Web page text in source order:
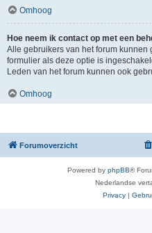
Omhoog
Hoe neem ik contact op met een
Alle gebruikers van het forum kunnen
formulier als deze optie is
Leden van het forum kunnen ook
Omhoog
Forumoverzicht
Powered by phpBB®
Nederlandse
Privacy |